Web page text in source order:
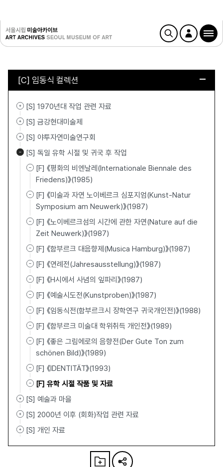
[C] 임동식 컬렉션
[S] 1970년대 작업 관련 자료
[S] 금강현대미술제
[S] 야투자연미술연구회
[S] 독일 유학 시절 및 귀국 후 작업
[F] 《평화의 비엔날레(Internationale Biennale des
Friedens)》(1985)
[F] 《미술과 자연 노이베르크 심포지엄(Kunst-Natur
Symposium am Neuwerk)》(1987)
[F] 《노이베르크섬의 시간에 관한 자연(Nature auf die
Zeit Neuwerk)》(1987)
[F] 《함부르크 대음향제(Musica Hamburg)》(1987)
[F] 《연례전(Jahresausstellung)》(1987)
[F] 《H시에서 사념의 잎파리》(1987)
[F] 《예술시도전(Kunstproben)》(1987)
[F] 《임동식전(함부르크시 장학연구 귀국개인전)》(1988)
[F] 《함부르크 미술대 학위취득 개인전》(1989)
[F] 《좋은 그림에로의 음향전(Der Gute Ton zum
schönen Bild)》(1989)
[F] 《IDENTITÄT》(1993)
[F] 유학 시절 작품 및 자료
[S] 예술과 마을
[S] 2000년 이후 (회화)작업 관련 자료
[S] 개인 자료